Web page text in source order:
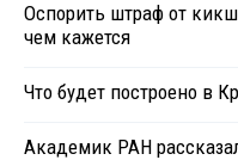
Оспорить штраф от
чем кажется
Что будет построено в
Академик РАН